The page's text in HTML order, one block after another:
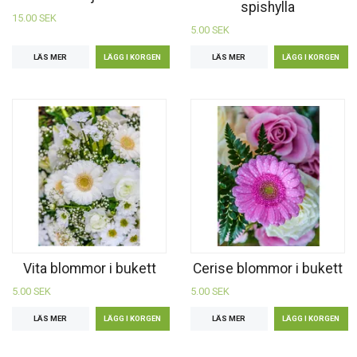
15.00 SEK
LÄS MER
spishylla
5.00 SEK
LÄS MER
Vita blommor i bukett
5.00 SEK
LÄS MER
Cerise blommor i bukett
5.00 SEK
LÄS MER